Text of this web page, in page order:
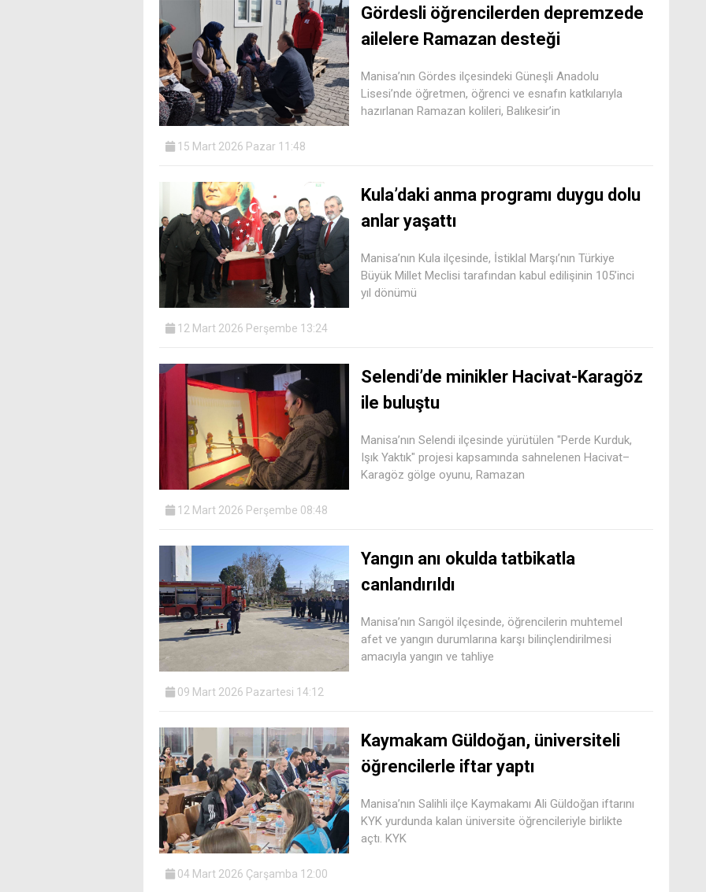
Gördesli öğrencilerden depremzede
ailelere Ramazan desteği
Manisa’nın Gördes ilçesindeki Güneşli Anadolu
Lisesi’nde öğretmen, öğrenci ve esnafın katkılarıyla
hazırlanan Ramazan kolileri, Balıkesir’in
15 Mart 2026 Pazar 11:48
Kula’daki anma programı duygu dolu
anlar yaşattı
Manisa’nın Kula ilçesinde, İstiklal Marşı’nın Türkiye
Büyük Millet Meclisi tarafından kabul edilişinin 105’inci
yıl dönümü
12 Mart 2026 Perşembe 13:24
Selendi’de minikler Hacivat-Karagöz
ile buluştu
Manisa’nın Selendi ilçesinde yürütülen "Perde Kurduk,
Işık Yaktık" projesi kapsamında sahnelenen Hacivat–
Karagöz gölge oyunu, Ramazan
12 Mart 2026 Perşembe 08:48
Yangın anı okulda tatbikatla
canlandırıldı
Manisa’nın Sarıgöl ilçesinde, öğrencilerin muhtemel
afet ve yangın durumlarına karşı bilinçlendirilmesi
amacıyla yangın ve tahliye
09 Mart 2026 Pazartesi 14:12
Kaymakam Güldoğan, üniversiteli
öğrencilerle iftar yaptı
Manisa’nın Salihli ilçe Kaymakamı Ali Güldoğan iftarını
KYK yurdunda kalan üniversite öğrencileriyle birlikte
açtı. KYK
04 Mart 2026 Çarşamba 12:00